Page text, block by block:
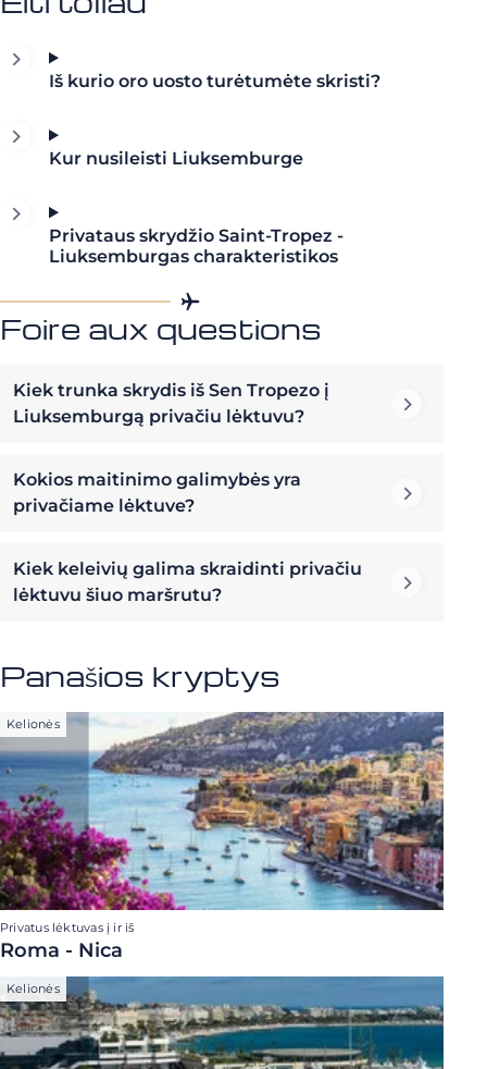
Iš kurio oro uosto turėtumėte skristi?
Kur nusileisti Liuksemburge
Privataus skrydžio Saint-Tropez -
Liuksemburgas charakteristikos
Foire aux questions
Kiek trunka skrydis iš Sen Tropezo į
Liuksemburgą privačiu lėktuvu?
Kokios maitinimo galimybės yra
privačiame lėktuve?
Kiek keleivių galima skraidinti privačiu
lėktuvu šiuo maršrutu?
Panašios kryptys
Kelionės
Privatus lėktuvas į ir iš
Roma - Nica
Kelionės